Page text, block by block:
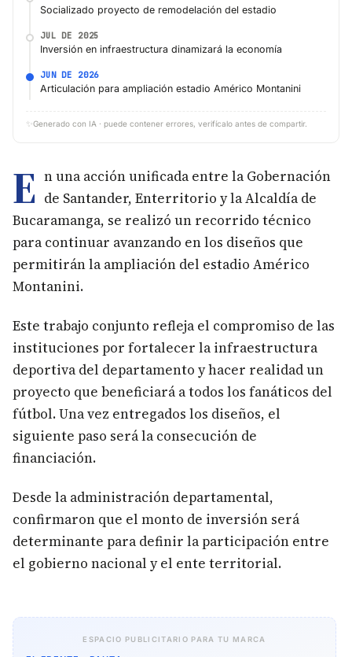
Socializado proyecto de remodelación del estadio
JUL DE 2025
Inversión en infraestructura dinamizará la economía
JUN DE 2026
Articulación para ampliación estadio Américo Montanini
✨ Generado con IA · puede contener errores, verifícalo antes de compartir.
E n una acción unificada entre la Gobernación
de Santander, Enterritorio y la Alcaldía de
Bucaramanga, se realizó un recorrido técnico
para continuar avanzando en los diseños que
permitirán la ampliación del estadio Américo
Montanini.
Este trabajo conjunto refleja el compromiso de las
instituciones por fortalecer la infraestructura
deportiva del departamento y hacer realidad un
proyecto que beneficiará a todos los fanáticos del
fútbol. Una vez entregados los diseños, el
siguiente paso será la consecución de
financiación.
Desde la administración departamental,
confirmaron que el monto de inversión será
determinante para definir la participación entre
el gobierno nacional y el ente territorial.
ESPACIO PUBLICITARIO PARA TU MARCA